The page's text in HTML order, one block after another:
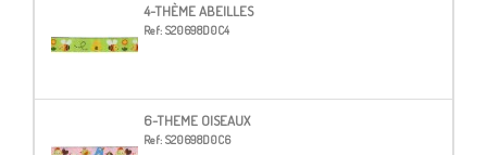
4-THÈME ABEILLES
Ref: S20698D0C4
6-THEME OISEAUX
Ref: S20698D0C6